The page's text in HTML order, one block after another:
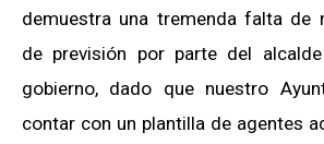
demuestra una tremenda falta de
de previsión por parte del
gobierno, dado que nuestro
contar con un plantilla de agentes